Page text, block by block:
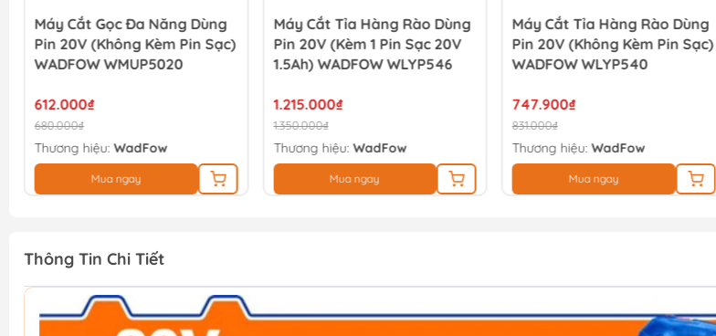
Máy Cắt Gọc Đa Năng Dùng
Pin 20V (không Kèm Pin Sạc)
WADFOW WMUP5020
612.000₫
680.000₫
Thương hiệu:WadFow
Mua ngay
Máy Cắt Tỉa Hàng Rào Dùng
Pin 20V (Kèm 1 Pin Sạc 20V
1.5Ah) WADFOW WLYP546
1.215.000₫
1.350.000₫
Thương hiệu:WadFow
Mua ngay
Máy Cắt Tỉa Hàng Rào Dùng
Pin 20V (không Kèm Pin Sạc)
WADFOW WLYP540
747.900₫
831.000₫
Thương hiệu:WadFow
Mua ngay
Thông Tin Chi Tiết